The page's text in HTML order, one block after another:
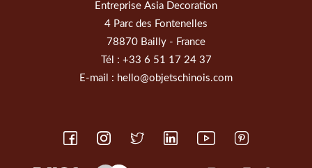
Entreprise Asia Decoration
4 Parc des Fontenelles
78870 Bailly - France
Tél : +33 6 51 17 24 37
E-mail : hello@objetschinois.com